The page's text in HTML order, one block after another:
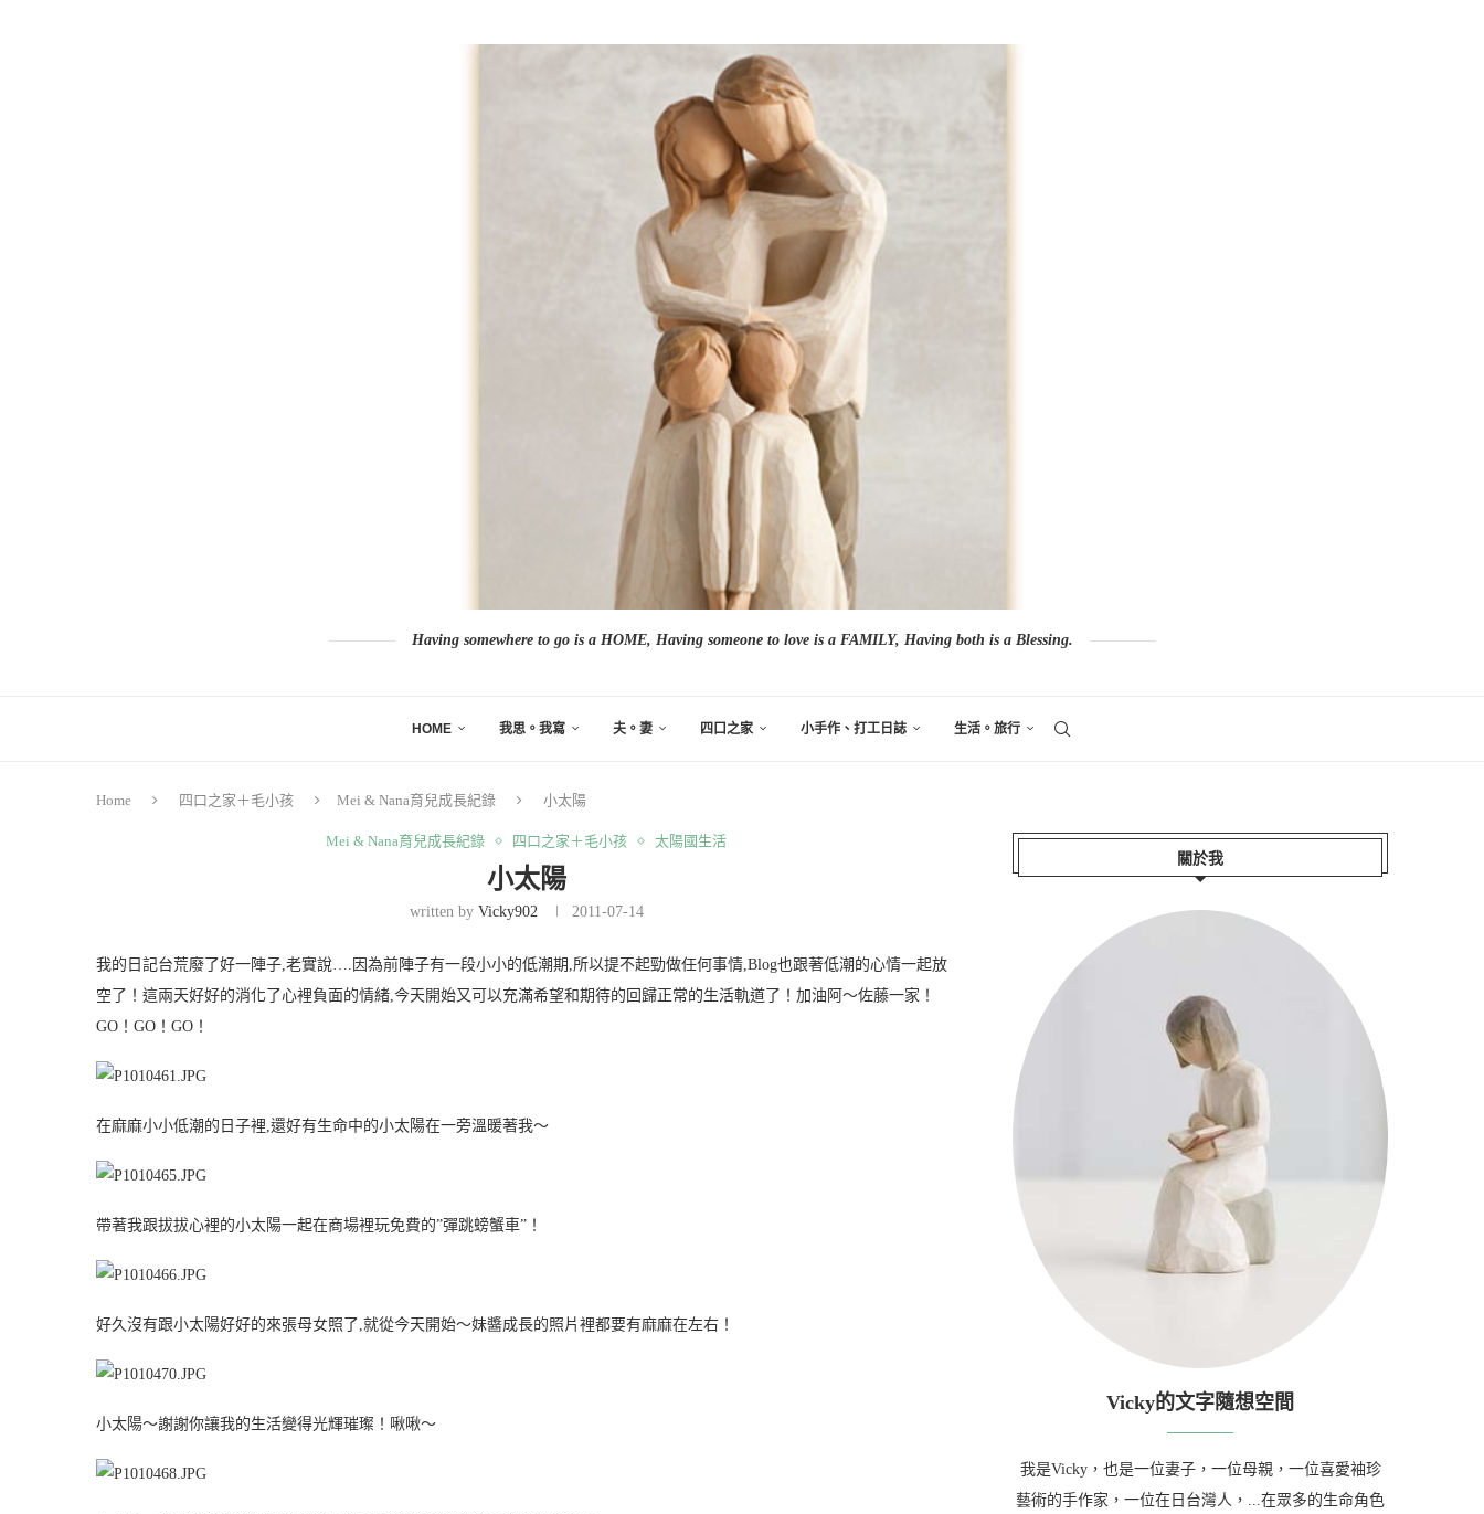
Having somewhere to go is a HOME, Having someone to love is a FAMILY, Having both is a Blessing.
HOME 我思。我寫 夫。妻 四口之家 小手作、打工日誌 生活。旅行
Home 四口之家＋毛小孩 Mei & Nana育兒成長紀錄 小太陽
Mei & Nana育兒成長紀錄 四口之家＋毛小孩 太陽國生活
小太陽
written by Vicky902 2011-07-14
我的日記台荒廢了好一陣子,老實說….因為前陣子有一段小小的低潮期,所以提不起勁做任何事情,Blog也跟著低潮的心情一起放
空了！這兩天好好的消化了心裡負面的情緒,今天開始又可以充滿希望和期待的回歸正常的生活軌道了！加油阿～佐藤一家！
GO！GO！GO！
在麻麻小小低潮的日子裡,還好有生命中的小太陽在一旁溫暖著我～
帶著我跟拔拔心裡的小太陽一起在商場裡玩免費的”彈跳螃蟹車”！
好久沒有跟小太陽好好的來張母女照了,就從今天開始～妹醬成長的照片裡都要有麻麻在左右！
小太陽～謝謝你讓我的生活變得光輝璀璨！啾啾～
關於我
Vicky的文字隨想空間
我是Vicky，也是一位妻子，一位母親，一位喜愛袖珍
藝術的手作家，一位在日台灣人，...在眾多的生命角色